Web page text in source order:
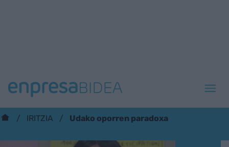
IRITZIA Udako oporren paradoxa